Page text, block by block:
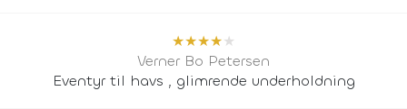
★★★★★
Verner Bo Petersen
Eventyr til havs , glimrende underholdning